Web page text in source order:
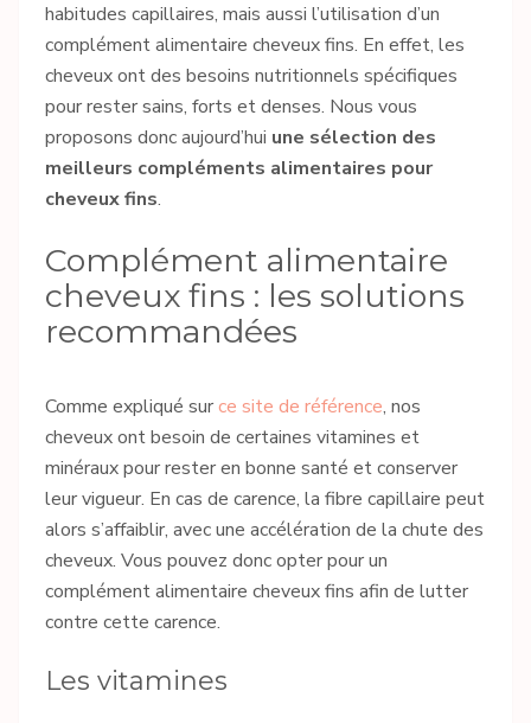
habitudes capillaires, mais aussi l’utilisation d’un
complément alimentaire cheveux fins. En effet, les
cheveux ont des besoins nutritionnels spécifiques
pour rester sains, forts et denses. Nous vous
proposons donc aujourd’hui une sélection des
meilleurs compléments alimentaires pour
cheveux fins.
Complément alimentaire
cheveux fins : les solutions
recommandées
Comme expliqué surce site de référence, nos
cheveux ont besoin de certaines vitamines et
minéraux pour rester en bonne santé et conserver
leur vigueur. En cas de carence, la fibre capillaire peut
alors s’affaiblir, avec une accélération de la chute des
cheveux. Vous pouvez donc opter pour un
complément alimentaire cheveux fins afin de lutter
contre cette carence.
Les vitamines